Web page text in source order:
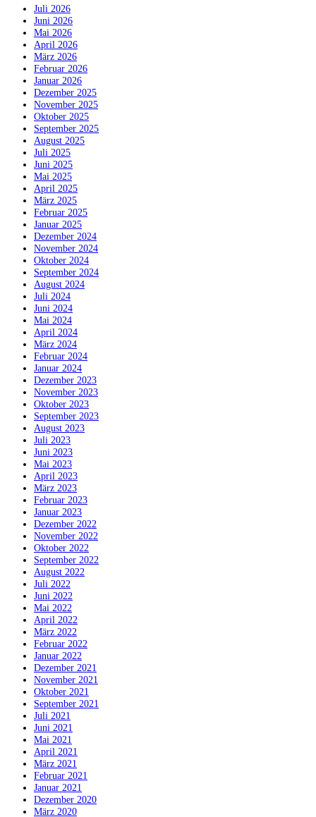
Juli 2026
Juni 2026
Mai 2026
April 2026
März 2026
Februar 2026
Januar 2026
Dezember 2025
November 2025
Oktober 2025
September 2025
August 2025
Juli 2025
Juni 2025
Mai 2025
April 2025
März 2025
Februar 2025
Januar 2025
Dezember 2024
November 2024
Oktober 2024
September 2024
August 2024
Juli 2024
Juni 2024
Mai 2024
April 2024
März 2024
Februar 2024
Januar 2024
Dezember 2023
November 2023
Oktober 2023
September 2023
August 2023
Juli 2023
Juni 2023
Mai 2023
April 2023
März 2023
Februar 2023
Januar 2023
Dezember 2022
November 2022
Oktober 2022
September 2022
August 2022
Juli 2022
Juni 2022
Mai 2022
April 2022
März 2022
Februar 2022
Januar 2022
Dezember 2021
November 2021
Oktober 2021
September 2021
Juli 2021
Juni 2021
Mai 2021
April 2021
März 2021
Februar 2021
Januar 2021
Dezember 2020
März 2020